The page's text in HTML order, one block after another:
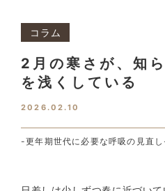
コラム
2月の寒さが、知
を浅くしている
2026.02.10
-更年期世代に必要な呼吸の見直